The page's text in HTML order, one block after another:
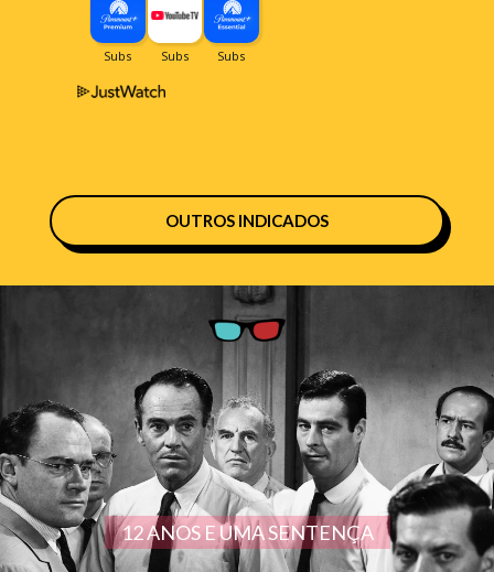
OUTROS INDICADOS
12 ANOS E UMA SENTENÇA